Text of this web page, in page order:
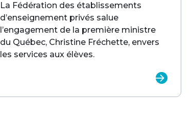
La Fédération des établissements
d’enseignement privés salue
l’engagement de la première ministre
du Québec, Christine Fréchette, envers
les services aux élèves.